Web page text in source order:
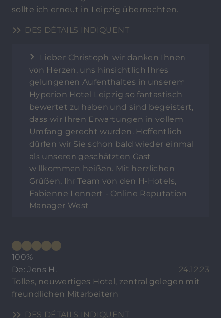
sollte ich erneut in Leipzig übernachten.
DES DÉTAILS INDIQUENT
Lieber Christoph, wir danken Ihnen
von Herzen, uns hinsichtlich Ihres
gelungenen Aufenthaltes in unserem
Hyperion Hotel Leipzig so fantastisch
bewertet zu haben und sind begeistert,
dass wir Ihren Erwartungen in vollem
Umfang gerecht wurden. Hoffentlich
dürfen wir Sie schon bald wieder einmal
als unseren geschätzten Gast
willkommen heißen. Mit herzlichen
Grüßen, Ihr Team von den H-Hotels,
Fabienne Lennert - Online Reputation
Manager West
100%
De: Jens H.
24.12.23
Tolles, neuwertiges Hotel, zentral gelegen mit
freundlichen Mitarbeitern
DES DÉTAILS INDIQUENT